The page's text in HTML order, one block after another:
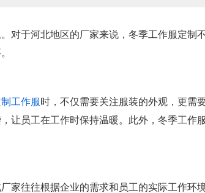
对于河北地区的厂家来说，冬季工作服定
工作服时，不仅需要关注服装的外观，更需
让员工在工作时保持温暖。此外，冬季工
家往往根据企业的需求和员工的实际工作